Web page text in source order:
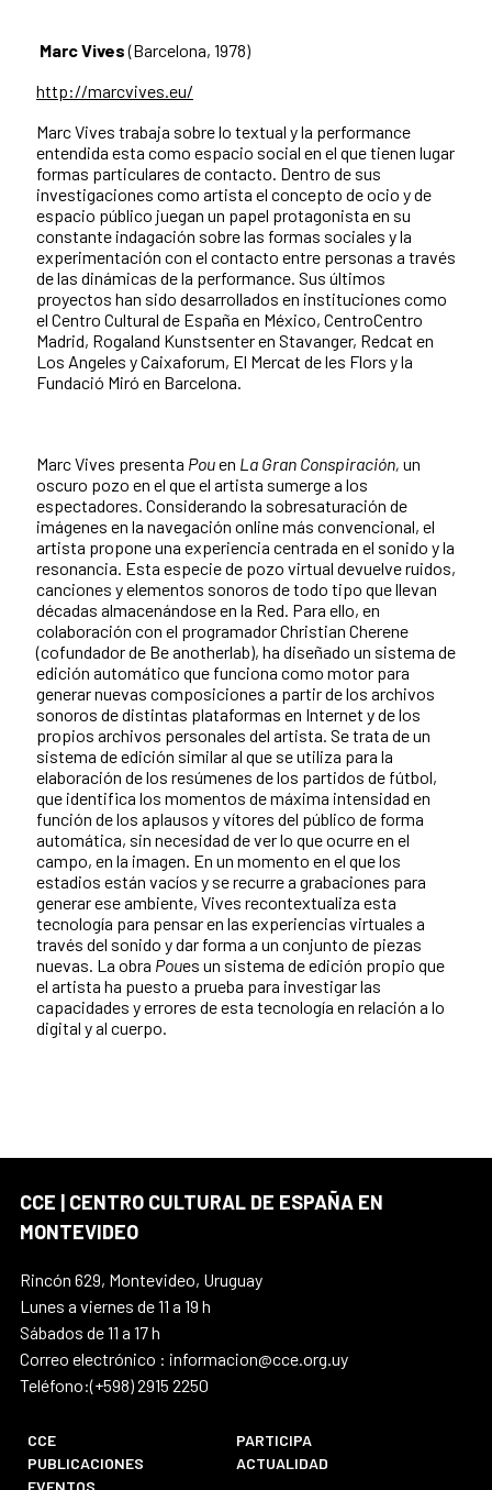
Marc Vives(Barcelona, 1978)
http://marcvives.eu/
Marc Vives trabaja sobre lo textual y la performance
entendida esta como espacio social en el que tienen lugar
formas particulares de contacto. Dentro de sus
investigaciones como artista el concepto de ocio y de
espacio público juegan un papel protagonista en su
constante indagación sobre las formas sociales y la
experimentación con el contacto entre personas a través
de las dinámicas de la performance. Sus últimos
proyectos han sido desarrollados en instituciones como
el Centro Cultural de España en México, CentroCentro
Madrid, Rogaland Kunstsenter en Stavanger, Redcat en
Los Angeles y Caixaforum, El Mercat de les Flors y la
Fundació Miró en Barcelona.
Marc Vives presenta Pouen La Gran Conspiración, un
oscuro pozo en el que el artista sumerge a los
espectadores. Considerando la sobresaturación de
imágenes en la navegación online más convencional, el
artista propone una experiencia centrada en el sonido y la
resonancia. Esta especie de pozo virtual devuelve ruidos,
canciones y elementos sonoros de todo tipo que llevan
décadas almacenándose en la Red. Para ello, en
colaboración con el programador Christian Cherene
(cofundador de Be anotherlab), ha diseñado un sistema de
edición automático que funciona como motor para
generar nuevas composiciones a partir de los archivos
sonoros de distintas plataformas en Internet y de los
propios archivos personales del artista. Se trata de un
sistema de edición similar al que se utiliza para la
elaboración de los resúmenes de los partidos de fútbol,
que identifica los momentos de máxima intensidad en
función de los aplausos y vítores del público de forma
automática, sin necesidad de ver lo que ocurre en el
campo, en la imagen. En un momento en el que los
estadios están vacíos y se recurre a grabaciones para
generar ese ambiente, Vives recontextualiza esta
tecnología para pensar en las experiencias virtuales a
través del sonido y dar forma a un conjunto de piezas
nuevas. La obra Poues un sistema de edición propio que
el artista ha puesto a prueba para investigar las
capacidades y errores de esta tecnología en relación a lo
digital y al cuerpo.
CCE | CENTRO CULTURAL DE ESPAÑA EN
MONTEVIDEO
Rincón 629, Montevideo, Uruguay
Lunes a viernes de 11 a 19 h
Sábados de 11 a 17 h
Correo electrónico : informacion@cce.org.uy
Teléfono:(+598) 2915 2250
CCE
PARTICIPA
PUBLICACIONES
ACTUALIDAD